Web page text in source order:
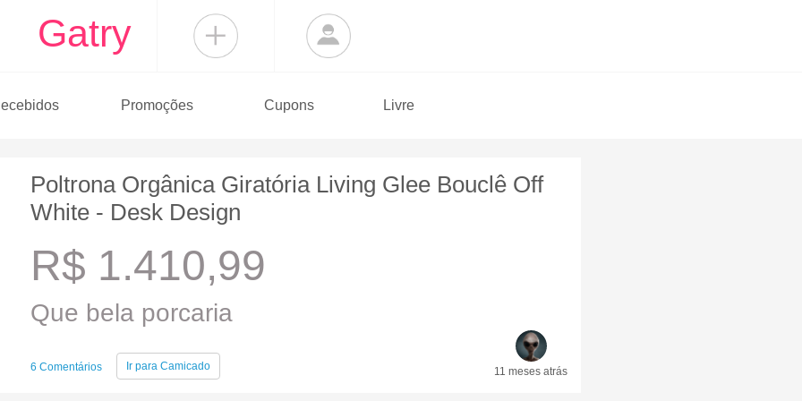
Gatry
Promoções Cupons Livre
Poltrona Orgânica Giratória Living Glee Bouclê Off
White - Desk Design
R$ 1.410,99
Que bela porcaria
6 Comentários Ir para Camicado 11 meses atrás